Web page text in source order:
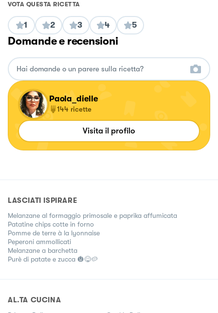
VOTA QUESTA RICETTA
1 2 3 4 5
Domande e recensioni
Paola_dielle
144 ricette
Visita il profilo
LASCIATI ISPIRARE
Melanzane al formaggio primosale e paprika affumicata
Patatine chips cotte in forno
Pomme de terre à la lyonnaise
Peperoni ammollicati
Melanzane a barchetta
Purè di patate e zucca 🎃😋🥔
AL.TA CUCINA